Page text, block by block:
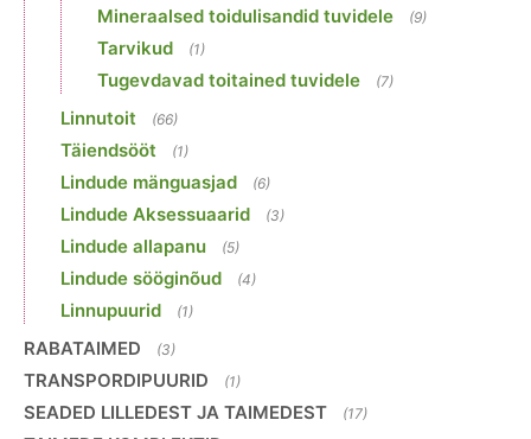
Mineraalsed toidulisandid tuvidele (9)
Tarvikud (1)
Tugevdavad toitained tuvidele (7)
Linnutoit (66)
Täiendsööt (1)
Lindude mänguasjad (6)
Lindude Aksessuaarid (3)
Lindude allapanu (5)
Lindude sööginõud (4)
Linnupuurid (1)
RABATAIMED (3)
TRANSPORDIPUURID (1)
SEADED LILLEDEST JA TAIMEDEST (17)